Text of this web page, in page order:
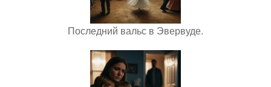
Последний вальс в Эвервуде.